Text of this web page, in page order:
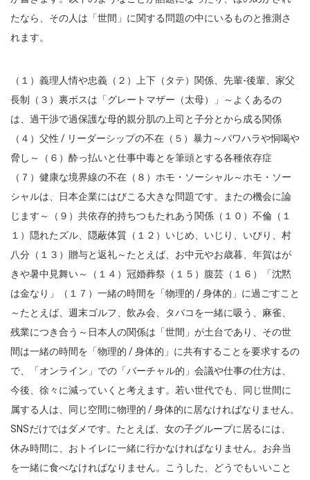
たなら、その人は「世間」に関する問題の中にいるものと推測さ
れます。
（１）義理人情や忠義（２）上下（タテ）関係、先輩-後輩、家父
長制（３）裏ボスは「グレートマザー（太母）」～よくあるの
は、過干渉で過保護な母的親分肌の上司と子分とから成る関係
（４）父性 / リーダーシップの不在（５）暴力～パワハラや恫喝や
脅し～（６）酔っ払いと仕事中毒とを筆頭とする各種依存症
（７）健康な境界線の不在（８）ホモ・ソーシャル～ホモ・ソー
シャルは、日本企業にはびこる大きな問題です。またの機会に論
じます～（９）共依存的持ちつもたれあう関係（１０）不倫（１
１）隠れたズル、隠蔽体質（１２）いじめ、いじり、いびり、村
八分（１３）贈与と返礼～たとえば、お中元やお歳暮、年賀はが
きや暑中見舞い～（１４）冠婚葬祭（１５）腹芸（１６）「沈黙
は金なり」（１７）一緒の時間を「物理的 / 身体的」に過ごすこと
～たとえば、週末ゴルフ、飲み会、タバコを一緒に吸う、麻雀、
残業につき合う～日本人の関係は「世間」が土台であり、その世
間は一緒の時間を「物理的 / 身体的」に共有することを要求するの
で、「オンライン」での「バーチャル的」会議や仕事の仕方は、
今後、徐々に減っていくと考えます。若い世代でも、同じ世間に
属する人は、同じ空間に物理的 / 身体的に居なければなりません。
SNSだけではダメです。たとえば、女の子グループに居るには、
休み時間に、おトイレに一緒に行かなければなりません。お弁当
を一緒に食べなければなりません。こうした、どうでもいいこと